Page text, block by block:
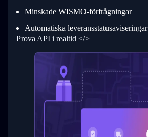
31
33
34
      }
  }
}
Minskade WISMO-förfrågningar
Automatiska leveransstatusaviseringar
Prova API i realtid </>